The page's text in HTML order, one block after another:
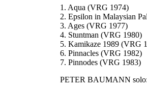
1. Aqua (VRG 1974)
2. Epsilon in Malaysian
3. Ages (VRG 1977)
4. Stuntman (VRG 1980)
5. Kamikaze 1989 (VRG
6. Pinnacles (VRG 1982)
7. Pinnodes (VRG 1983)
PETER BAUMANN